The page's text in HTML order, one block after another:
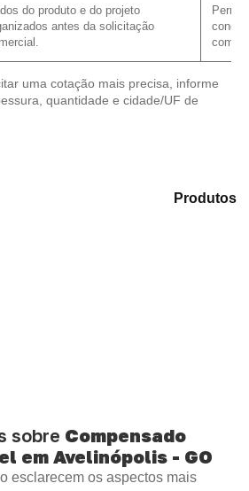
do produto e do projeto
antes da solicitação
com
uma cotação mais precisa, informe
quantidade e cidade/UF de
Produtos
sobre Compensado
em Avelinópolis - GO
esclarecem os aspectos mais